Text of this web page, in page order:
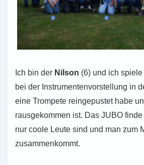
Ich bin der Nilson (6) und ich
bei der Instru­men­ten­vor­stel­lung in
eine Trom­pe­te rein­ge­pus­tet habe
raus­ge­kom­men ist. Das JUBO
nur coole Leute sind und man zum
zusammenkommt.